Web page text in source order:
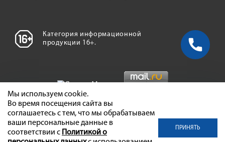
Категория информационной
продукции 16+.
Мы используем cookie.
Во время посещения сайта вы
соглашаетесь с тем, что мы обрабатываем
ваши персональные данные в
соответствии с Политикой о
ПРИНЯТЬ